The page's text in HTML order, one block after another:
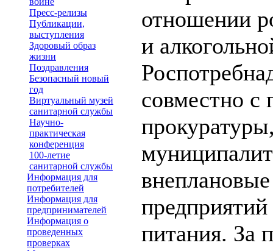
Пресс-релизы
Публикации,
выступления
Здоровый образ
жизни
Поздравления
Безопасный новый
год
Виртуальный музей
санитарной службы
Научно-
практическая
конференция
100-летие
санитарной службы
Информация для
потребителей
Информация для
предпринимателей
Информация о
проведенных
проверках
отношении
и
совместно с
питания. За